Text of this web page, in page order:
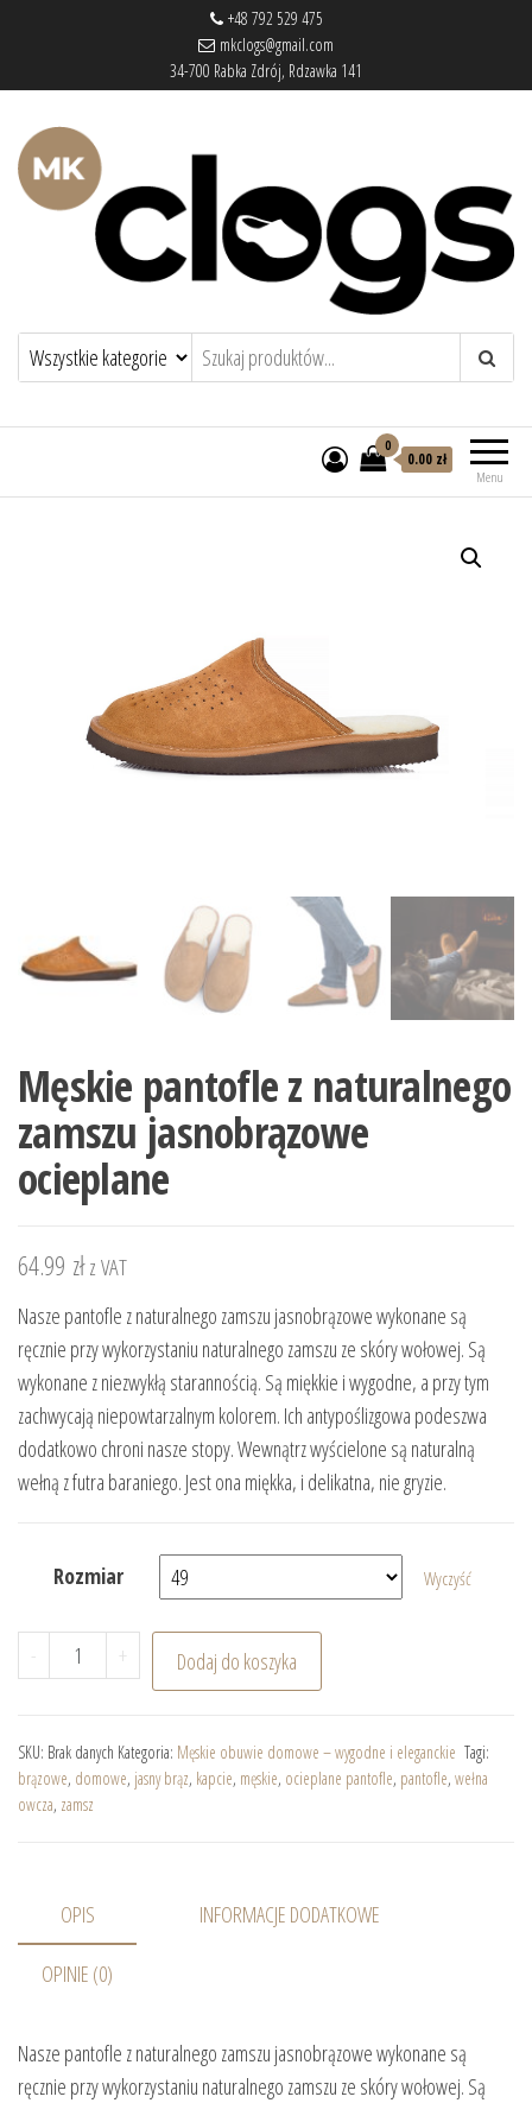
+48 792 529 475
mkclogs@gmail.com
34-700 Rabka Zdrój, Rdzawka 141
mkclogs – sklep obuwniczysklep obuwniczy – drewniaki, buty
medyczne, pantofle, klapki
Menu
0
0.00 zł
Męskie pantofle z naturalnego
zamszu jasnobrązowe
ocieplane
64.99 złz VAT
Nasze pantofle z naturalnego zamszu jasnobrązowe wykonane są
ręcznie przy wykorzystaniu naturalnego zamszu ze skóry wołowej. Są
wykonane z niezwykłą starannością. Są miękkie i wygodne, a przy tym
zachwycają niepowtarzalnym kolorem. Ich antypoślizgowa podeszwa
dodatkowo chroni nasze stopy. Wewnątrz wyścielone są naturalną
wełną z futra baraniego. Jest ona miękka, i delikatna, nie gryzie.
Rozmiar Wyczyść
- ilość Męskie pantofle z naturalnego zamszu
+ Dodaj do koszyka
SKU: Brak danych Kategoria: Męskie obuwie domowe – wygodne i eleganckie Tagi:
brązowe, domowe, jasny brąz, kapcie, męskie, ocieplane pantofle, pantofle, wełna
owcza, zamsz
OPIS INFORMACJE DODATKOWE
OPINIE (0)
Nasze pantofle z naturalnego zamszu jasnobrązowe wykonane są
ręcznie przy wykorzystaniu naturalnego zamszu ze skóry wołowej. Są